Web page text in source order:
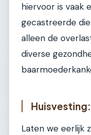
hiervoor is vaak
gecastreerde
alleen de
diverse
Laten we eerlijk